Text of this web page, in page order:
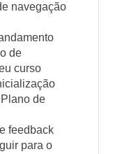
navegação
de
curso
de
feedback
para o